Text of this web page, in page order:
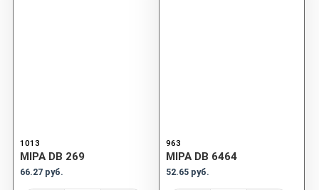
1013
MIPA DB 269
66.27 руб.
963
MIPA DB 6464
52.65 руб.